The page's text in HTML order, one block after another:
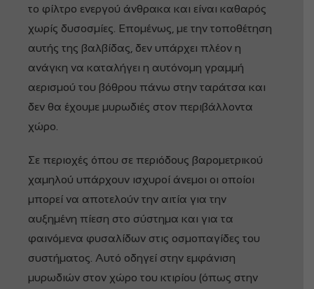
το φίλτρο ενεργού άνθρακα και είναι καθαρός
χωρίς δυσοσμίες. Επομένως, με την τοποθέτηση
αυτής της βαλβίδας, δεν υπάρχει πλέον η
ανάγκη να καταλήγει η αυτόνομη γραμμή
αερισμού του βόθρου πάνω στην ταράτσα και
δεν θα έχουμε μυρωδιές στον περιβάλλοντα
χώρο.
Σε περιοχές όπου σε περιόδους βαρομετρικού
χαμηλού υπάρχουν ισχυροί άνεμοι οι οποίοι
μπορεί να αποτελούν την αιτία για την
αυξημένη πίεση στο σύστημα και για τα
φαινόμενα φυσαλίδων στις οσμοπαγίδες του
συστήματος. Αυτό οδηγεί στην εμφάνιση
μυρωδιών στον χώρο του κτιρίου (όπως στην